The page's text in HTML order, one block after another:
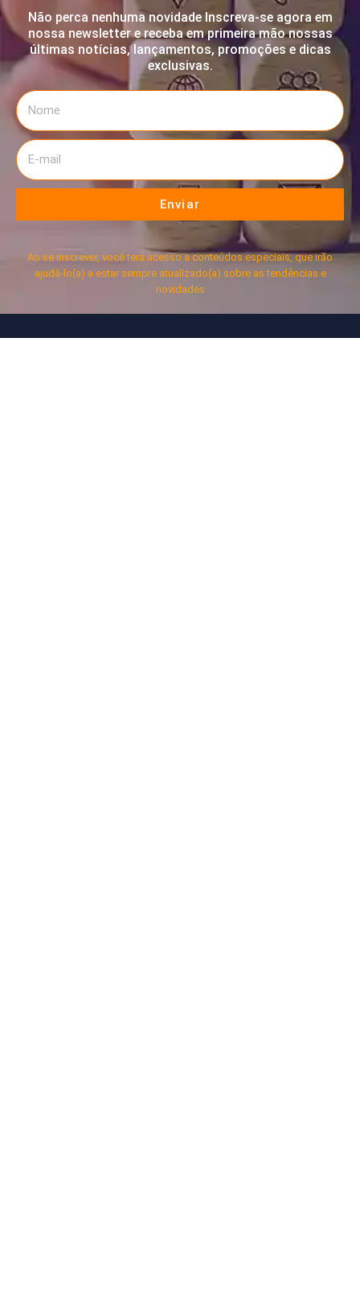
Não perca nenhuma novidade Inscreva-se agora em
nossa newsletter e receba em primeira mão nossas
últimas notícias, lançamentos, promoções e dicas
exclusivas.
Enviar
Ao se inscrever, você terá acesso a conteúdos especiais, que irão
ajudá-lo(a) a estar sempre atualizado(a) sobre as tendências e
novidades